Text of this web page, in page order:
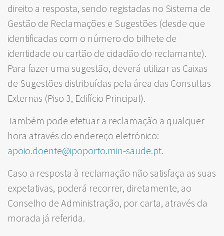
direito a resposta, sendo registadas no Sistema de
Gestão de Reclamações e Sugestões (desde que
identificadas com o número do bilhete de
identidade ou cartão de cidadão do reclamante).
Para fazer uma sugestão, deverá utilizar as Caixas
de Sugestões distribuídas pela área das Consultas
Externas (Piso 3, Edifício Principal).
Também pode efetuar a reclamação a qualquer
hora através do endereço eletrónico:
apoio.doente@ipoporto.min-saude.pt.
Caso a resposta à reclamação não satisfaça as suas
expetativas, poderá recorrer, diretamente, ao
Conselho de Administração, por carta, através da
morada já referida.